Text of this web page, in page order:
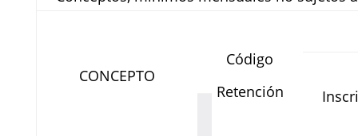
CONCEPTO
Código
Retención